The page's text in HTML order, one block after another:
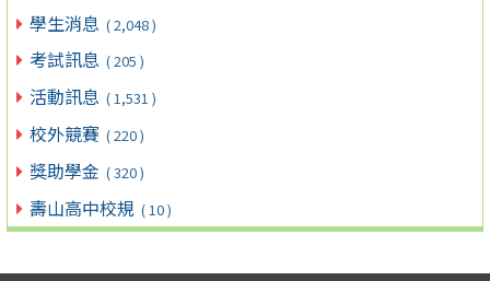
學生消息 ( 2,048 )
考試訊息 ( 205 )
活動訊息 ( 1,531 )
校外競賽 ( 220 )
獎助學金 ( 320 )
壽山高中校規 ( 10 )